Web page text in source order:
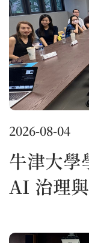
2026-08-04
牛津大
AI 治理